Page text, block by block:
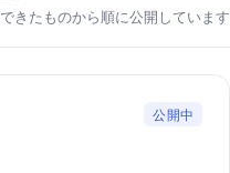
できたものから順に公開しています
公開中